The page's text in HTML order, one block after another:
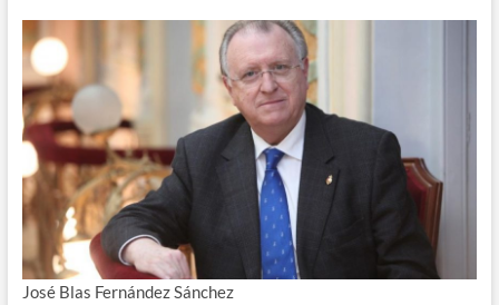
José Blas Fernández Sánchez